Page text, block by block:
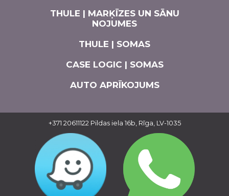
THULE | MARĶĪZES UN SĀNU
NOJUMES
THULE | SOMAS
CASE LOGIC | SOMAS
AUTO APRĪKOJUMS
+371 20611122 Pildas iela 16b, Rīga, LV-1035